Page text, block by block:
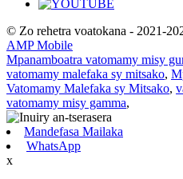
© Zo rehetra voatokana - 2021-
AMP Mobile
Mpanamboatra vatomamy misy
vatomamy malefaka sy mitsako,
Vatomamy Malefaka sy Mitsako,
vatomamy misy gamma,
Mandefasa Mailaka
WhatsApp
x